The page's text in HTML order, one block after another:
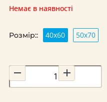
Немає в наявності
Розмір:: 40х60 50х70